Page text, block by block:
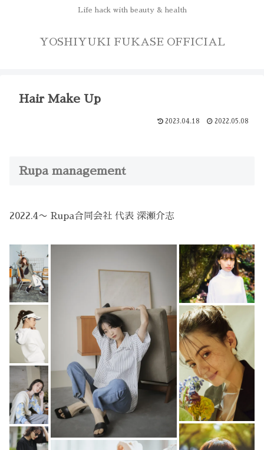
Life hack with beauty & health
YOSHIYUKI FUKASE OFFICIAL
Hair Make Up
2023.04.18 2022.05.08
Rupa management
2022.4〜 Rupa合同会社 代表 深瀬介志